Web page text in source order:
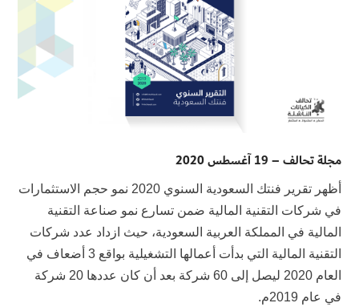
مجلة تحالف – 19 آغسطس 2020
أظهر تقرير فنتك السعودية السنوي 2020 نمو حجم الاستثمارات
في شركات التقنية المالية ضمن تسارع نمو صناعة التقنية
المالية في المملكة العربية السعودية، حيث ازداد عدد شركات
التقنية المالية التي بدأت أعمالها التشغيلية بواقع 3 أضعاف في
العام 2020 ليصل إلى 60 شركة بعد أن كان عددها 20 شركة
في عام 2019م.